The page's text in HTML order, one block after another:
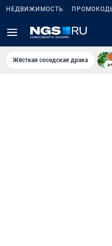
НЕДВИЖИМОСТЬ
Жёсткая соседская драка